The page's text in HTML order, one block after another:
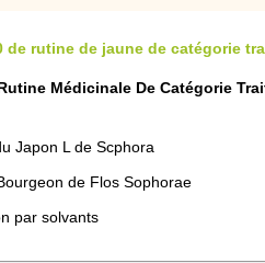
de rutine de jaune de catégorie
Médicinale De Catégorie
Japon L de Scphora
de Flos Sophorae
par solvants